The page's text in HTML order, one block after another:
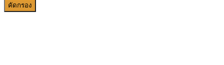
ต่ำ
คัดกรอง